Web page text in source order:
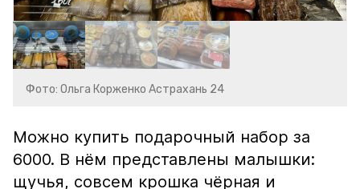
Фото: Ольга Корженко Астрахань 24
Можно купить подарочный набор за
6000. В нём представлены малышки:
щучья, совсем крошка чёрная и